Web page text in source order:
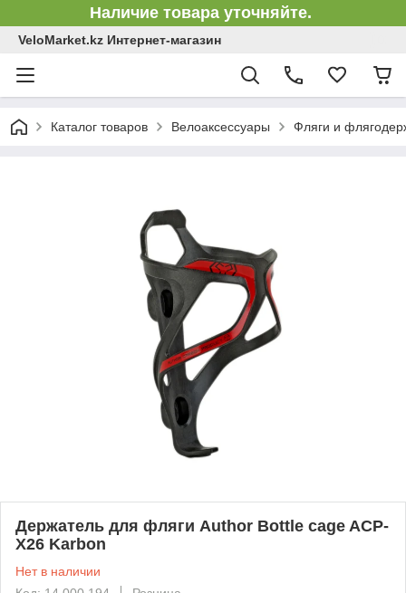
Наличие товара уточняйте.
VeloMarket.kz Интернет-магазин
Каталог товаров Велоаксессуары Фляги и
Держатель для фляги Author Bottle cage ACP-
X26 Karbon
Нет в наличии